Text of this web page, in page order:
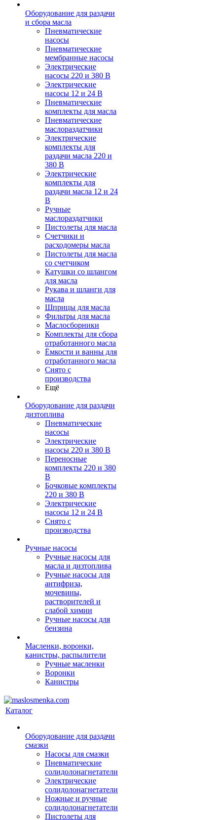
Оборудование для раздачи
и сбора масла
Пневматические
насосы
Пневматические
мембранные насосы
Электрические
насосы 220 и 380 В
Электрические
насосы 12 и 24 В
Пневматические
комплекты для масла
Пневматические
маслораздатчики
Электрические
комплекты для
раздачи масла 220 и
380 В
Электрические
комплекты для
раздачи масла 12 и 24
В
Ручные
маслораздатчики
Пистолеты для масла
Счетчики и
расходомеры масла
Пистолеты для масла
со счетчиком
Катушки со шлангом
для масла
Рукава и шланги для
масла
Шприцы для масла
Фильтры для масла
Маслосборники
Комплекты для сбора
отработанного масла
Ёмкости и ванны для
отработанного масла
Снято с
производства
Ещё
Оборудование для раздачи
дизтоплива
Пневматические
насосы
Электрические
насосы 220 и 380 В
Переносные
комплекты 220 и 380
В
Бочковые комплекты
220 и 380 В
Электрические
насосы 12 и 24 В
Снято с
производства
Ручные насосы
Ручные насосы для
масла и дизтоплива
Ручные насосы для
антифриза,
мочевины,
растворителей и
слабой химии
Ручные насосы для
бензина
Масленки, воронки,
канистры, распылители
Ручные масленки
Воронки
Канистры
Каталог
Оборудование для раздачи
смазки
Насосы для смазки
Пневматические
солидолонагнетатели
Электрические
солидолонагнетатели
Ножные и ручные
солидолонагнетатели
Пистолеты для